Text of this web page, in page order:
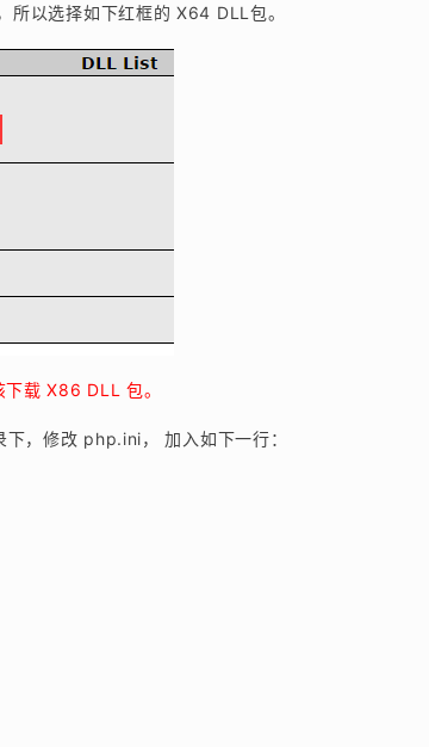
以选择如下红框的 X64 DLL包。
载 X86 DLL 包。
，修改 php.ini， 加入如下一行：